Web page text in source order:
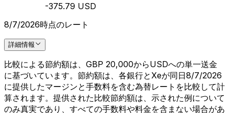
-375.79 USD
8/7/2026時点のレート
詳細情報
比較による節約額は、GBP 20,000からUSDへの単一送金
に基づいています。節約額は、各銀行とXeが同日8/7/2026
に提供したマージンと手数料を含む為替レートを比較して計
算されます。提供された比較節約額は、示された例について
のみ真実であり、すべての手数料や料金を含まない場合があ